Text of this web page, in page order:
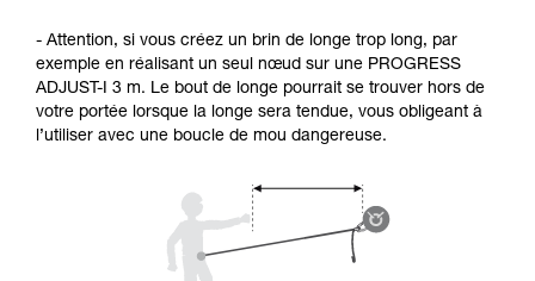
- Attention, si vous créez un brin de longe trop long, par
exemple en réalisant un seul nœud sur une PROGRESS
ADJUST-I 3 m. Le bout de longe pourrait se trouver hors de
votre portée lorsque la longe sera tendue, vous obligeant à
l’utiliser avec une boucle de mou dangereuse.